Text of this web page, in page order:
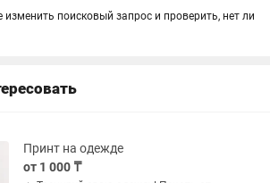
изменить поисковый запрос и проверить, нет ли
Принт на одежде
от 1 000 ₸